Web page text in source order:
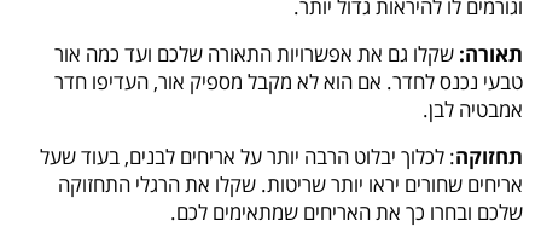
וגורמים לו להיראות גדול יותר.
תאורה: שקלו גם את אפשרויות התאורה שלכם ועד כמה אור
טבעי נכנס לחדר. אם הוא לא מקבל מספיק אור, העדיפו חדר
אמבטיה לבן.
תחזוקה: לכלוך יבלוט הרבה יותר על אריחים לבנים, בעוד שעל
אריחים שחורים יראו יותר שריטות. שקלו את הרגלי התחזוקה
שלכם ובחרו כך את האריחים שמתאימים לכם.